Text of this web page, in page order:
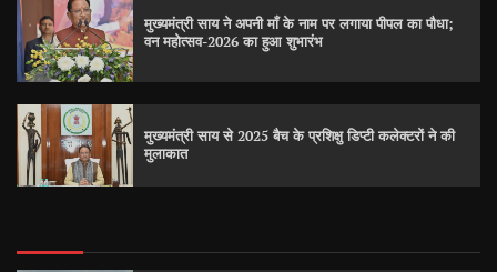
मुख्यमंत्री साय ने अपनी माँ के नाम पर लगाया पीपल का पौधा;
वन महोत्सव-2026 का हुआ शुभारंभ
मुख्यमंत्री साय से 2025 बैच के प्रशिक्षु डिप्टी कलेक्टरों ने की
मुलाकात